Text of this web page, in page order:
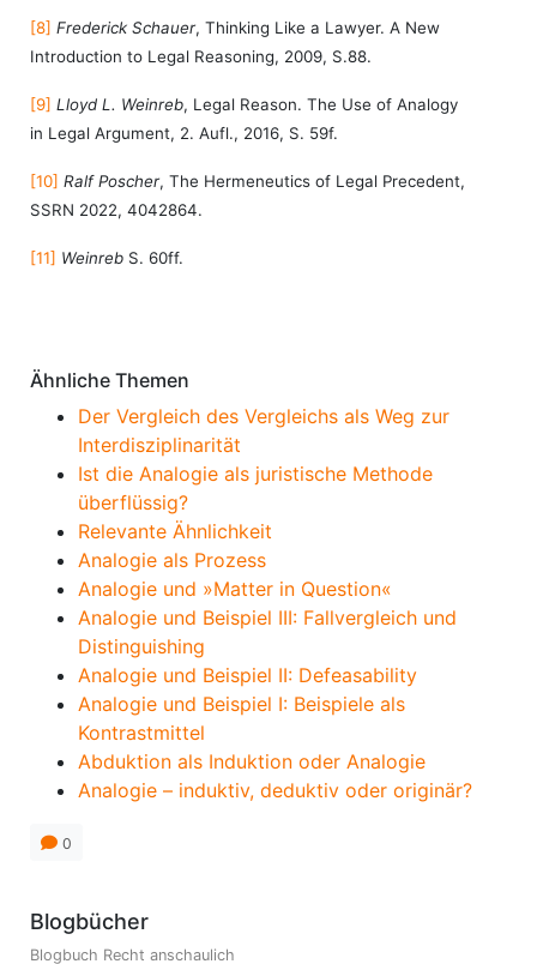
[8] Frederick Schauer, Thinking Like a Lawyer. A New
Introduction to Legal Reasoning, 2009, S.88.
[9] Lloyd L. Weinreb, Legal Reason. The Use of Analogy
in Legal Argument, 2. Aufl., 2016, S. 59f.
[10] Ralf Poscher, The Hermeneutics of Legal Precedent,
SSRN 2022, 4042864.
[11] Weinreb S. 60ff.
Ähnliche Themen
Der Vergleich des Vergleichs als Weg zur
Interdisziplinarität
Ist die Analogie als juristische Methode
überflüssig?
Relevante Ähnlichkeit
Analogie als Prozess
Analogie und »Matter in Question«
Analogie und Beispiel III: Fallvergleich und
Distinguishing
Analogie und Beispiel II: Defeasability
Analogie und Beispiel I: Beispiele als
Kontrastmittel
Abduktion als Induktion oder Analogie
Analogie – induktiv, deduktiv oder originär?
0
Blogbücher
Blogbuch Recht anschaulich